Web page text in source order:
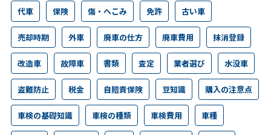
代車 保険 傷・へこみ 免許 古い車
売却時期 外車 廃車の仕方 廃車費用 抹消登録
改造車 故障車 書類 査定 業者選び 水没車
盗難防止 税金 自賠責保険 豆知識 購入の注意点
車検の基礎知識 車検の種類 車検費用 車種